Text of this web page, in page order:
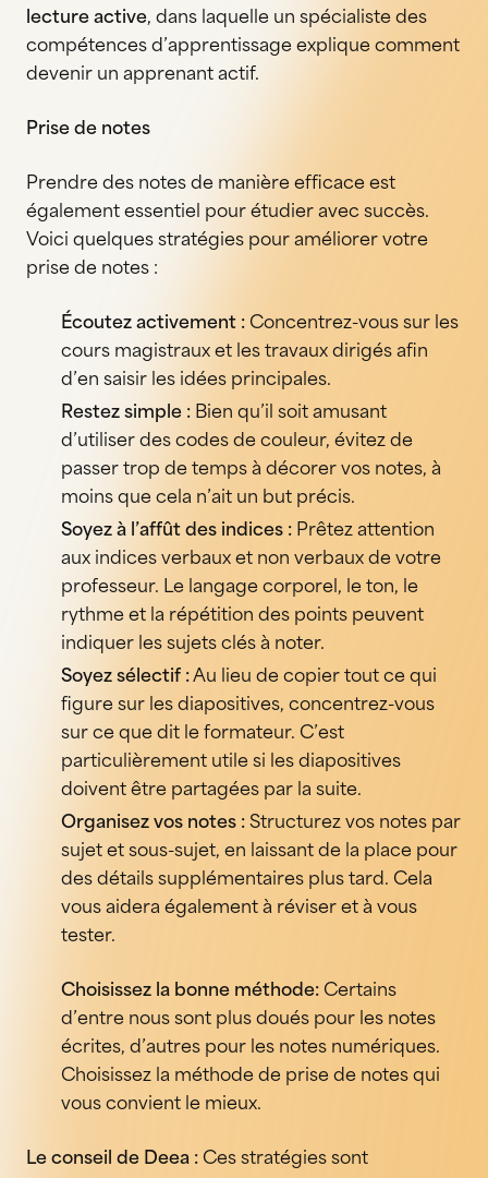
lecture active, dans laquelle un spécialiste des
compétences d’apprentissage explique comment
devenir un apprenant actif.
Prise de notes
Prendre des notes de manière efficace est
également essentiel pour étudier avec succès.
Voici quelques stratégies pour améliorer votre
prise de notes :
Écoutez activement : Concentrez-vous sur les
cours magistraux et les travaux dirigés afin
d’en saisir les idées principales.
Restez simple : Bien qu’il soit amusant
d’utiliser des codes de couleur, évitez de
passer trop de temps à décorer vos notes, à
moins que cela n’ait un but précis.
Soyez à l’affût des indices : Prêtez attention
aux indices verbaux et non verbaux de votre
professeur. Le langage corporel, le ton, le
rythme et la répétition des points peuvent
indiquer les sujets clés à noter.
Soyez sélectif :Au lieu de copier tout ce qui
figure sur les diapositives, concentrez-vous
sur ce que dit le formateur. C’est
particulièrement utile si les diapositives
doivent être partagées par la suite.
Organisez vos notes : Structurez vos notes par
sujet et sous-sujet, en laissant de la place pour
des détails supplémentaires plus tard. Cela
vous aidera également à réviser et à vous
tester.
Choisissez la bonne méthode: Certains
d’entre nous sont plus doués pour les notes
écrites, d’autres pour les notes numériques.
Choisissez la méthode de prise de notes qui
vous convient le mieux.
Le conseil de Deea : Ces stratégies sont